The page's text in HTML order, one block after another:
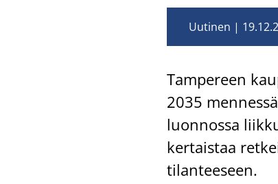
Uutinen
Tam­pe­reen
2035
luon­nos­sa
ker­tais­taa
ti­lan­tee­seen.